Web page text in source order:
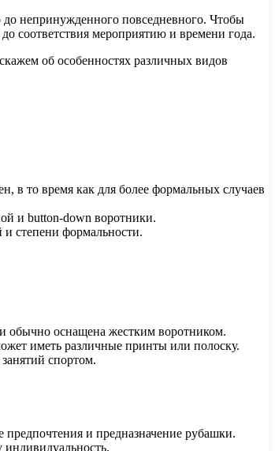
до непринужденного повседневного. Чтобы
соответствия мероприятию и времени года.
об особенностях различных видов
в то время как для более формальных случаев
и button-down воротники.
степени формальности.
обычно оснащена жестким воротником.
иметь различные принты или полоску.
спортом.
и предназначение рубашки.